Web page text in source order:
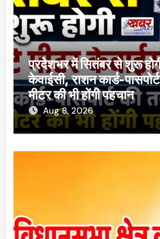
प्रदेशभर में सितंबर से शुरू होगी
केवाईसी, राशन कार्ड-
मीटर की भी होंगी पहचान
Aug 8, 2026